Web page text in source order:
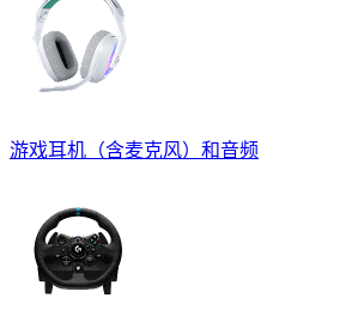
游戏耳机（含麦克风）和音频